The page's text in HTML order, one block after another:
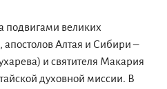
подвигами великих
Алтая и Сибири –
и святителя Макария
духовной миссии. В